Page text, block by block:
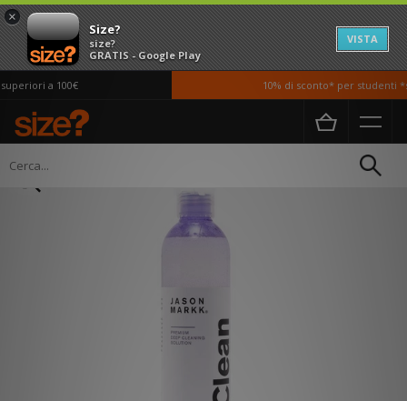
×
Size?
size?
GRATIS - Google Play
VISTA
a 100€ 10% di sconto* per studenti
Home Uomo